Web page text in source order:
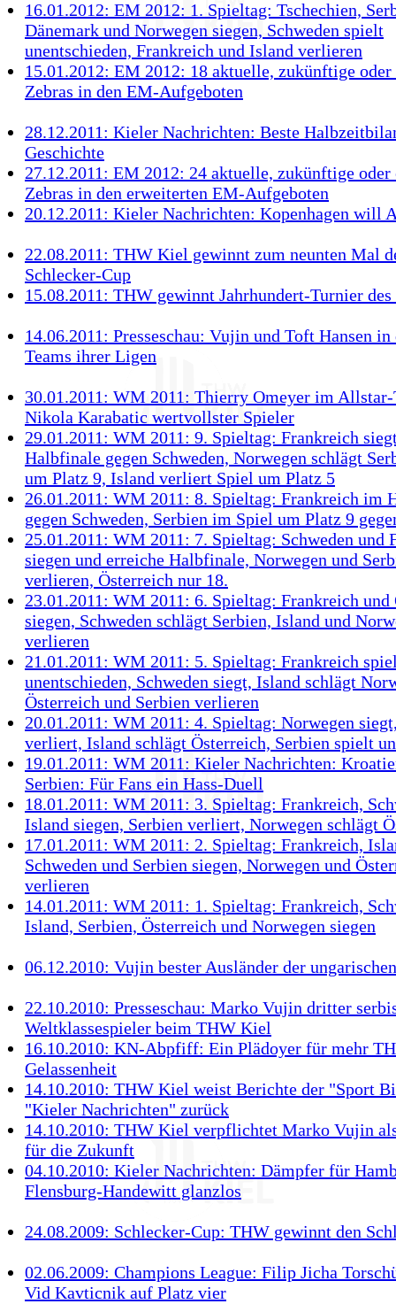
16.01.2012: EM 2012: 1. Spieltag: Tschechien,
Dänemark und Norwegen siegen, Schweden spielt
unentschieden, Frankreich und Island verlieren
15.01.2012: EM 2012: 18 aktuelle, zukünftige oder
Zebras in den EM-Aufgeboten
28.12.2011: Kieler Nachrichten: Beste
Geschichte
27.12.2011: EM 2012: 24 aktuelle, zukünftige oder
Zebras in den erweiterten EM-Aufgeboten
20.12.2011: Kieler Nachrichten: Kopenhagen will
22.08.2011: THW Kiel gewinnt zum neunten Mal
Schlecker-Cup
15.08.2011: THW gewinnt Jahrhundert-Turnier
14.06.2011: Presseschau: Vujin und Toft Hansen
Teams ihrer Ligen
30.01.2011: WM 2011: Thierry Omeyer im Allstar-
Nikola Karabatic wertvollster Spieler
29.01.2011: WM 2011: 9. Spieltag: Frankreich
Halbfinale gegen Schweden, Norwegen schlägt
um Platz 9, Island verliert Spiel um Platz 5
26.01.2011: WM 2011: 8. Spieltag: Frankreich im
gegen Schweden, Serbien im Spiel um Platz 9
25.01.2011: WM 2011: 7. Spieltag: Schweden und
siegen und erreiche Halbfinale, Norwegen und
verlieren, Österreich nur 18.
23.01.2011: WM 2011: 6. Spieltag: Frankreich und
siegen, Schweden schlägt Serbien, Island und
verlieren
21.01.2011: WM 2011: 5. Spieltag: Frankreich
unentschieden, Schweden siegt, Island schlägt
Österreich und Serbien verlieren
20.01.2011: WM 2011: 4. Spieltag: Norwegen
verliert, Island schlägt Österreich, Serbien spielt
19.01.2011: WM 2011: Kieler Nachrichten:
Serbien: Für Fans ein Hass-Duell
18.01.2011: WM 2011: 3. Spieltag: Frankreich,
Island siegen, Serbien verliert, Norwegen schlägt
17.01.2011: WM 2011: 2. Spieltag: Frankreich,
Schweden und Serbien siegen, Norwegen und
verlieren
14.01.2011: WM 2011: 1. Spieltag: Frankreich,
Island, Serbien, Österreich und Norwegen siegen
06.12.2010: Vujin bester Ausländer der
22.10.2010: Presseschau: Marko Vujin dritter
Weltklassespieler beim THW Kiel
16.10.2010: KN-Abpfiff: Ein Plädoyer für mehr
Gelassenheit
14.10.2010: THW Kiel weist Berichte der "Sport
"Kieler Nachrichten" zurück
14.10.2010: THW Kiel verpflichtet Marko Vujin
für die Zukunft
04.10.2010: Kieler Nachrichten: Dämpfer für
Flensburg-Handewitt glanzlos
24.08.2009: Schlecker-Cup: THW gewinnt den
02.06.2009: Champions League: Filip Jicha
Vid Kavticnik auf Platz vier